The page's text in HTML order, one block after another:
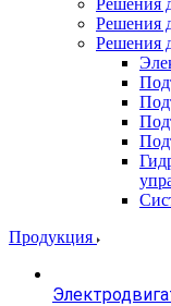
Решения
Решения
Решения
Продукция